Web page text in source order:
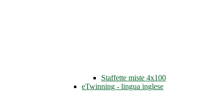
Staffette miste 4x100
eTwinning - lingua inglese